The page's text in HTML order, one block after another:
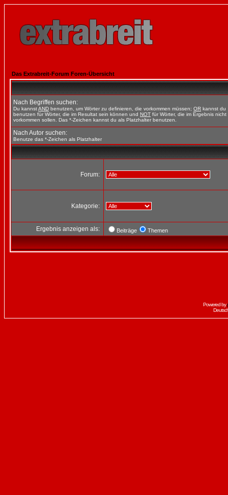
Das Extrabreit-Forum Foren-Übersicht
Nach Begriffen suchen:
Du kannstAND benutzen, um Wörter zu definieren, die vorkommen müssen; OR kannst du
benutzen für Wörter, die im Resultat sein können und NOT für Wörter, die im Ergebnis nicht
vorkommen sollen. Das *-Zeichen kannst du als Platzhalter benutzen.
Nach Autor suchen:
Benutze das *-Zeichen als Platzhalter
Forum:
Kategorie:
Ergebnis anzeigen als: Beiträge Themen
Powered by